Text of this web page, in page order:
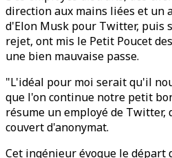
direction aux mains liées et un
d'Elon Musk pour Twitter, puis
rejet, ont mis le Petit Poucet
une bien mauvaise passe.
"L'idéal pour moi serait qu'il
que l'on continue notre petit
résume un employé de Twitter,
couvert d'anonymat.
Cet ingénieur évoque le